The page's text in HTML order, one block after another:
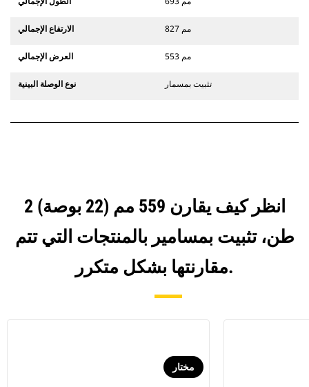
الارتفاع الإجمالي 827 مم
العرض الإجمالي 553 مم
نوع الوصلة البينية تثبيت بمسمار
انظر كيف يقارن 559 مم (22 بوصة) 2
طن، تثبيت بمسامير بالمنتجات التي تتم
مقارنتها بشكل متكرر.
مختار